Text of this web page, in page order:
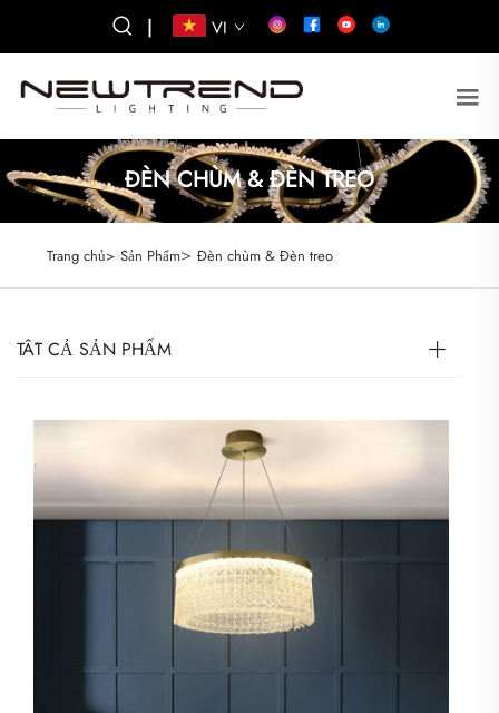
| VI
ĐÈN CHÙM & ĐÈN TREO
Trang chủ> Sản Phẩm> Đèn chùm & Đèn treo
TẤT CẢ SẢN PHẨM